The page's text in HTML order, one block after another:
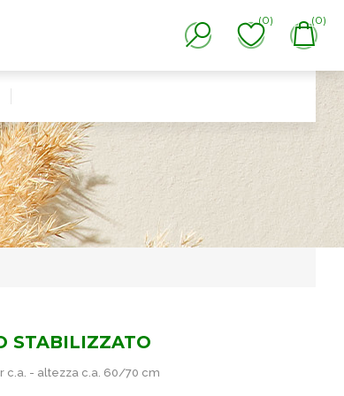
(0) (0)
STABILIZZATO
c.a. - altezza c.a. 60/70 cm